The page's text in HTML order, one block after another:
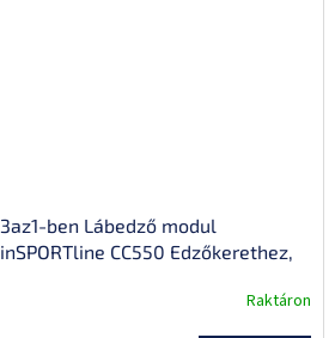
3az1-ben Lábedző modul
inSPORTline CC550 Edzőkerethez,
lehetősége, 50 mm lyukátmérőjű
Raktáron